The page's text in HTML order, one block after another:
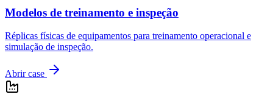
Modelos de treinamento e inspeção
Réplicas físicas de equipamentos para treinamento operacional e
simulação de inspeção.
Abrir case